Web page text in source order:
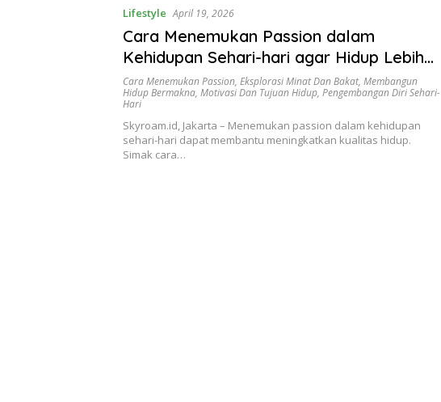
Lifestyle April 19, 2026
Cara Menemukan Passion dalam
Kehidupan Sehari-hari agar Hidup Lebih
Bermakna
Cara Menemukan Passion, Eksplorasi Minat Dan Bakat, Membangun
Hidup Bermakna, Motivasi Dan Tujuan Hidup, Pengembangan Diri Sehari-
Hari
Skyroam.id, Jakarta – Menemukan passion dalam kehidupan
sehari-hari dapat membantu meningkatkan kualitas hidup.
Simak cara…